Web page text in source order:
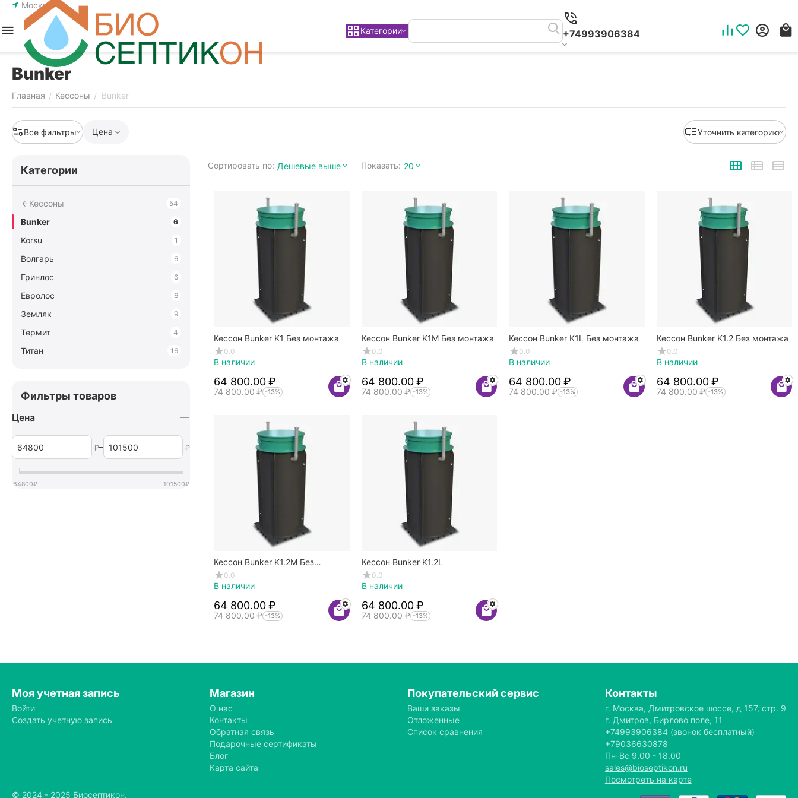
Москва
Категории +74993906384
Bunker
Главная / Кессоны / Bunker
Все фильтры Цена Уточнить категорию
Сортировать по: Дешевые выше Показать: 20
Кессон Bunker K1 Без монтажа
0.0
В наличии
64 800.00₽
74 800.00₽ -13%
Кессон Bunker K1M Без монтажа
0.0
В наличии
64 800.00 ₽
74 800.00 ₽ -13%
Кессон Bunker K1L Без монтажа
0.0
В наличии
64 800.00₽
74 800.00₽ -13%
Кессон Bunker K1.2 Без монтажа
0.0
В наличии
64 800.00 ₽
74 800.00 ₽ -13%
Кессон Bunker K1.2M Без
монтажа
0.0
В наличии
64 800.00₽
74 800.00₽ -13%
Кессон Bunker K1.2L
0.0
В наличии
64 800.00 ₽
74 800.00 ₽ -13%
Категории
Кессоны 54
Bunker 6
Korsu 1
Волгарь 6
Гринлос 6
Евролос 6
Земляк 9
Термит 4
Титан 16
Фильтры товаров
Цена
₽– ₽
64800₽ 101500₽
Моя учетная запись
Войти
Создать учетную запись
Магазин
О нас
Контакты
Обратная связь
Подарочные сертификаты
Блог
Карта сайта
Покупательский сервис
Ваши заказы
Отложенные
Список сравнения
Контакты
г. Москва, Дмитровское шоссе, д 157, стр. 9
г. Дмитров, Бирлово поле, 11
+74993906384(звонок бесплатный)
+79036630878
Пн-Вс 9.00 - 18.00
sales@bioseptikon.ru
Посмотреть на карте
© 2024 - 2025 Биосептикон.